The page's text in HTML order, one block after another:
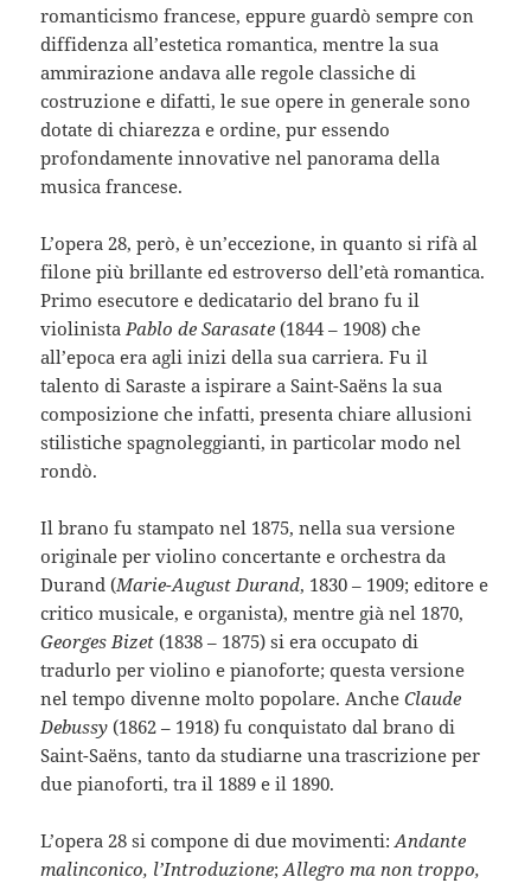
romanticismo francese, eppure guardò sempre con
diffidenza all’estetica romantica, mentre la sua
ammirazione andava alle regole classiche di
costruzione e difatti, le sue opere in generale sono
dotate di chiarezza e ordine, pur essendo
profondamente innovative nel panorama della
musica francese.
L’opera 28, però, è un’eccezione, in quanto si rifà al
filone più brillante ed estroverso dell’età romantica.
Primo esecutore e dedicatario del brano fu il
violinista Pablo de Sarasate (1844 – 1908) che
all’epoca era agli inizi della sua carriera. Fu il
talento di Saraste a ispirare a Saint-Saëns la sua
composizione che infatti, presenta chiare allusioni
stilistiche spagnoleggianti, in particolar modo nel
rondò.
Il brano fu stampato nel 1875, nella sua versione
originale per violino concertante e orchestra da
Durand (Marie-August Durand, 1830 – 1909; editore e
critico musicale, e organista), mentre già nel 1870,
Georges Bizet (1838 – 1875) si era occupato di
tradurlo per violino e pianoforte; questa versione
nel tempo divenne molto popolare. AncheClaude
Debussy (1862 – 1918) fu conquistato dal brano di
Saint-Saëns, tanto da studiarne una trascrizione per
due pianoforti, tra il 1889 e il 1890.
L’opera 28 si compone di due movimenti:Andante
malinconico, l’Introduzione;Allegro ma non troppo,